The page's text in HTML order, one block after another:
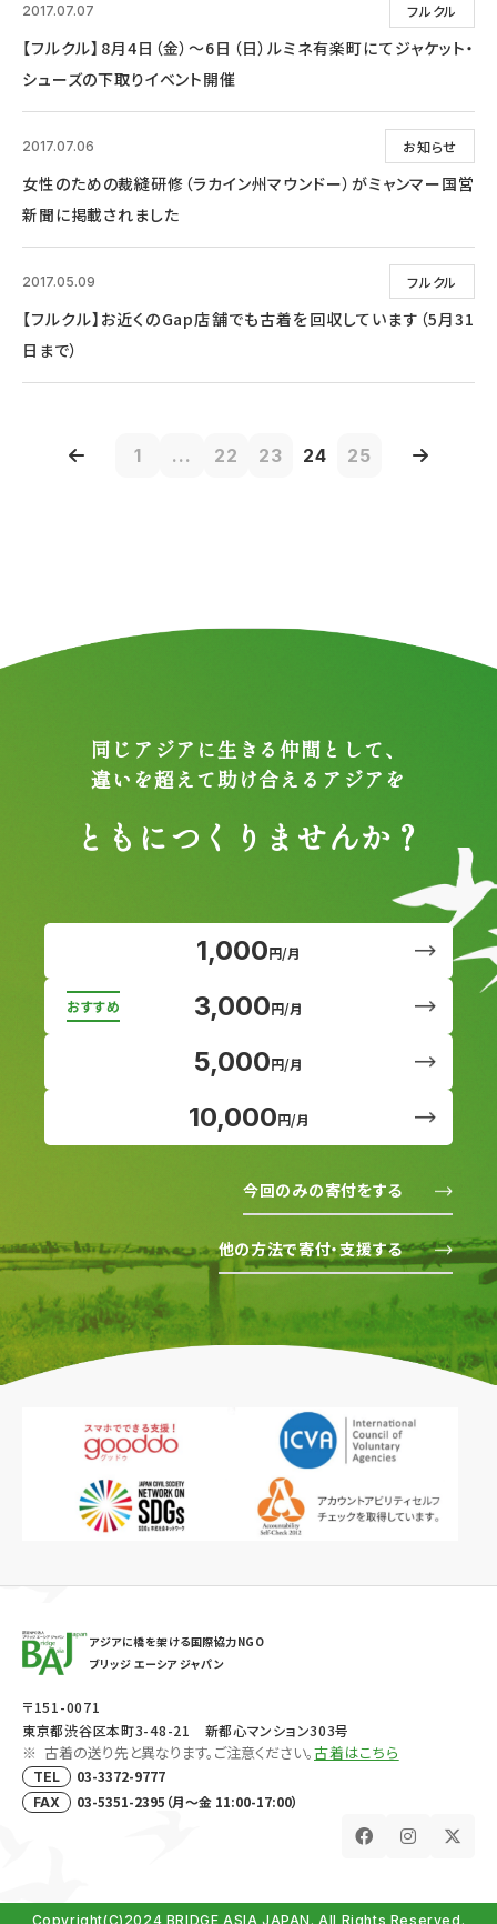
フルクル
2017.07.07
【フルクル】8月4日（金）～6日（日）ルミネ有楽町にてジャケット・
シューズの下取りイベント開催
お知らせ
2017.07.06
女性のための裁縫研修（ラカイン州マウンドー）がミャンマー国営
新聞に掲載されました
フルクル
2017.05.09
【フルクル】お近くのGap店舗でも古着を回収しています（5月31
日まで）
1 ... 22 23 24 25
同じアジアに生きる仲間として、
違いを超えて助け合えるアジアを
ともにつくりませんか？
1,000円/月
3,000円/月
5,000円/月
10,000円/月
今回のみの寄付をする
他の方法で寄付・支援する
アジアに橋を架ける国際協力NGO
ブリッジ エーシア ジャパン
〒151-0071
東京都渋谷区本町3-48-21 新都心マンション303号
古着の送り先と異なります。ご注意ください。古着はこちら
TEL 03-3372-9777
FAX 03-5351-2395（月～金 11:00-17:00）
Copyright(C)2024 BRIDGE ASIA JAPAN. All Rights Reserved.